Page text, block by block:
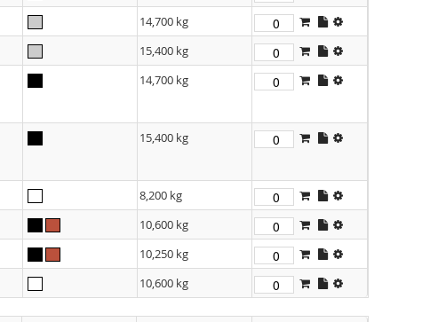
14,700 kg
15,400 kg
14,700 kg
15,400 kg
8,200 kg
10,600 kg
10,250 kg
10,600 kg